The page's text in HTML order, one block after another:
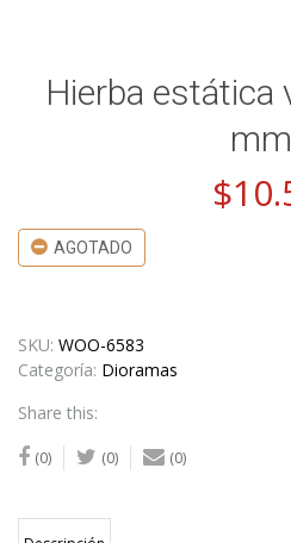
Hierba estática
$
AGOTADO
SKU: WOO-6583
Categoría: Dioramas
Share this:
(0) (0) (0)